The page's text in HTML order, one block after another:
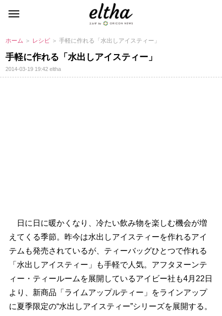
ホーム ＞ レシピ ＞ 手軽に作れる「水出しアイスティー」
手軽に作れる「水出しアイスティー」
2014-03-19 19:42eltha
日に日に暖かくなり、冷たい飲み物を楽しむ機会が増
えてくる季節。昨今は水出しアイスティーを作れるアイ
テムも発売されているが、ティーバッグひとつで作れる
「水出しアイスティー」も手軽で人気。アフタヌーンテ
ィー・ティールームを展開しているアイビー社も4月22日
より、新商品「ライムアップルティー」をラインアップ
に夏季限定の“水出しアイスティー”シリーズを展開する。